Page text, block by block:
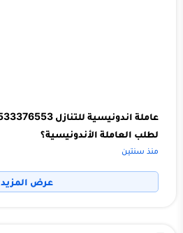
لطلب العاملة الأندونيسية؟
منذ سنتين
عرض المزيد